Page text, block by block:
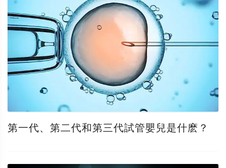
第一代、第二代和第三代試管嬰兒是什麽？